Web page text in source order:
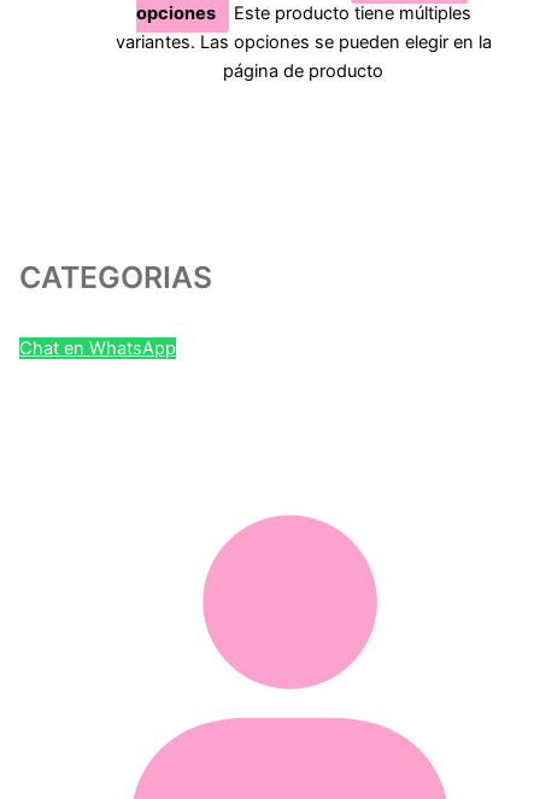
CATEGORIAS
Chat en WhatsApp
opciones
Este producto tiene múltiples
variantes. Las opciones se pueden elegir en la
página de producto